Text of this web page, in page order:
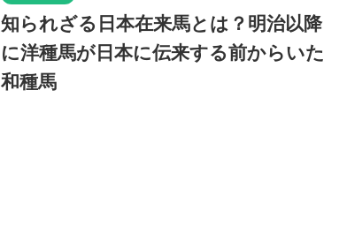
知られざる日本在来馬とは？明治以降
に洋種馬が日本に伝来する前からいた
和種馬